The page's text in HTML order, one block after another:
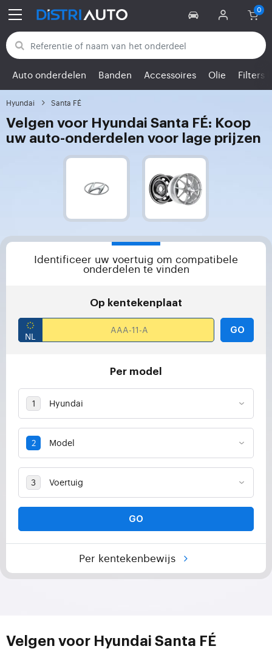
Terug naar categorieën
Auto onderdelen Banden Accessoires Olie Filters
Hyundai Santa FÉ
Velgen voor Hyundai Santa FÉ: Koop
uw auto-onderdelen voor lage prijzen
Identificeer uw voertuig om compatibele
onderdelen te vinden
Op kentekenplaat
GO
Per model
GO
Per kentekenbewijs
Velgen voor Hyundai Santa FÉ